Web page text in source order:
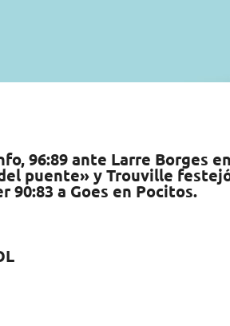
96:89 ante Larre Borges
puente» y Trouville
90:83 a Goes en Pocitos.